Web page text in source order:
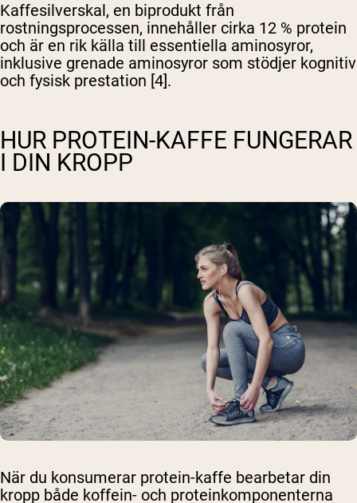
Kaffesilverskal, en biprodukt från
rostningsprocessen, innehåller cirka 12 % protein
och är en rik källa till essentiella aminosyror,
inklusive grenade aminosyror som stödjer kognitiv
och fysisk prestation [4].
HUR PROTEIN-KAFFE FUNGERAR
I DIN KROPP
När du konsumerar protein-kaffe bearbetar din
kropp både koffein- och proteinkomponenterna